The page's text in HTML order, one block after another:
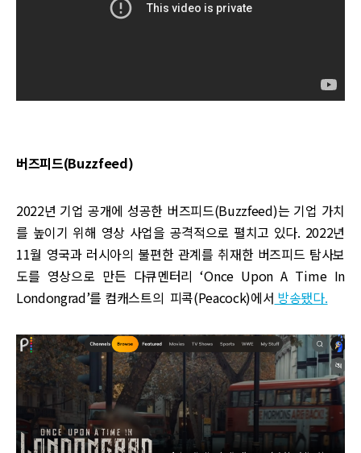
버즈피드(Buzzfeed)
2022년 기업 공개에 성공한 버즈피드(Buzzfeed)는 기업 가치
를 높이기 위해 영상 사업을 공격적으로 펼치고 있다. 2022년
11월 영국과 러시아의 불편한 관계를 취재한 버즈피드 탐사보
도를 영상으로 만든 다큐멘터리 ‘Once Upon A Time In
Londongrad’를 컴캐스트의 피콕(Peacock)에서 방송됐다.